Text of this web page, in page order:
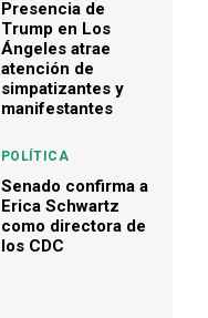
Presencia de
Trump en Los
Ángeles atrae
atención de
simpatizantes y
manifestantes
POLÍTICA
Senado confirma a
Erica Schwartz
como directora de
los CDC